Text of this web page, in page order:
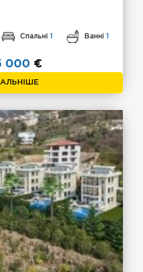
Спальні 1 Ванні 1
000 €